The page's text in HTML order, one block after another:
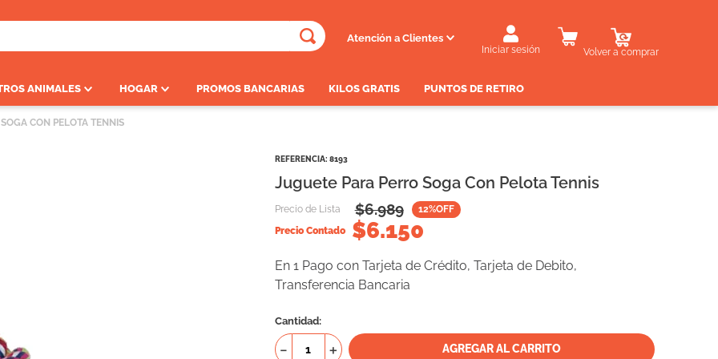
Atención a Clientes
Iniciar sesión Volver a comprar
ANIMALES HOGAR PROMOS BANCARIAS KILOS GRATIS PUNTOS DE RETIRO
CON PELOTA TENNIS
REFERENCIA: 8193
Juguete Para Perro Soga Con Pelota Tennis
Precio de Lista $6.989 12%OFF
Precio Contado
$6.150
En 1 Pago con Tarjeta de Crédito, Tarjeta de Debito,
Transferencia Bancaria
Cantidad
＋
－ AGREGAR AL CARRITO